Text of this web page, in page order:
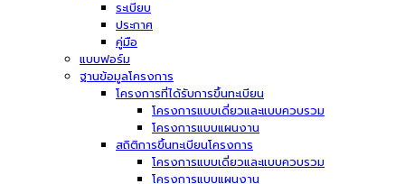
ระเบียบ
ประกาศ
คู่มือ
แบบฟอร์ม
ฐานข้อมูลโครงการ
โครงการที่ได้รับการขึ้นทะเบียน
โครงการแบบเดี่ยวและแบบควบรวม
โครงการแบบแผนงาน
สถิติการขึ้นทะเบียนโครงการ
โครงการแบบเดี่ยวและแบบควบรวม
โครงการแบบแผนงาน